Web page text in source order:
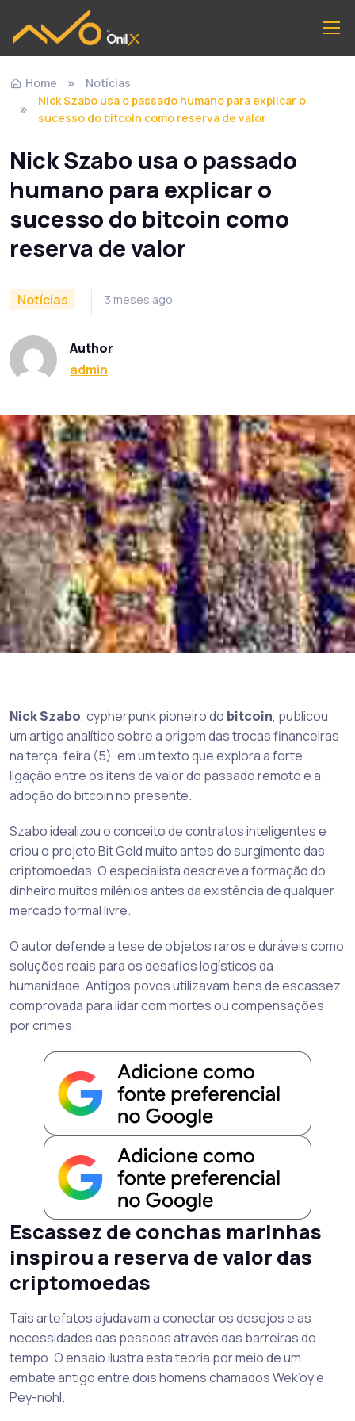
Home
Notícias
Nick Szabo usa o passado humano para explicar o
sucesso do bitcoin como reserva de valor
Nick Szabo usa o passado
humano para explicar o
sucesso do bitcoin como
reserva de valor
Notícias 3 meses ago
Author
admin
Nick Szabo, cypherpunk pioneiro do bitcoin, publicou
um artigo analítico sobre a origem das trocas financeiras
na terça-feira (5), em um texto que explora a forte
ligação entre os itens de valor do passado remoto e a
adoção do bitcoin no presente.
Szabo idealizou o conceito de contratos inteligentes e
criou o projeto Bit Gold muito antes do surgimento das
criptomoedas. O especialista descreve a formação do
dinheiro muitos milênios antes da existência de qualquer
mercado formal livre.
O autor defende a tese de objetos raros e duráveis como
soluções reais para os desafios logísticos da
humanidade. Antigos povos utilizavam bens de escassez
comprovada para lidar com mortes ou compensações
por crimes.
Escassez de conchas marinhas
inspirou a reserva de valor das
criptomoedas
Tais artefatos ajudavam a conectar os desejos e as
necessidades das pessoas através das barreiras do
tempo. O ensaio ilustra esta teoria por meio de um
embate antigo entre dois homens chamados Wek’oy e
Pey-nohl.